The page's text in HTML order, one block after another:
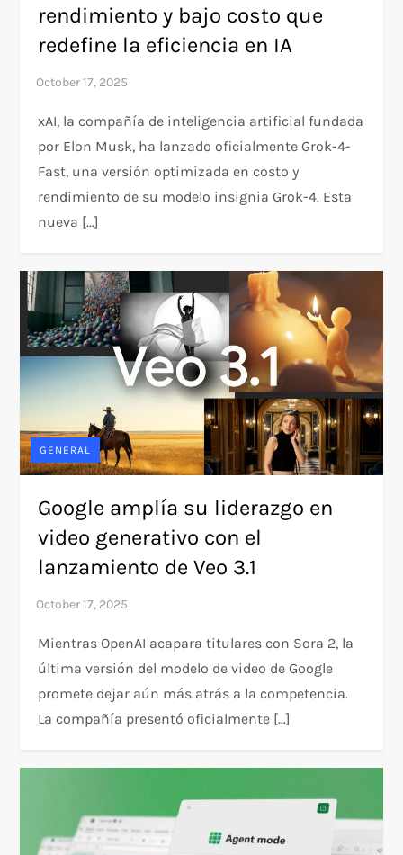
rendimiento y bajo costo que
redefine la eficiencia en IA
xAI, la compañía de inteligencia artificial fundada
por Elon Musk, ha lanzado oficialmente Grok-4-
Fast, una versión optimizada en costo y
rendimiento de su modelo insignia Grok-4. Esta
nueva […]
GENERAL
Google amplía su liderazgo en
video generativo con el
lanzamiento de Veo 3.1
Mientras OpenAI acapara titulares con Sora 2, la
última versión del modelo de video de Google
promete dejar aún más atrás a la competencia.
La compañía presentó oficialmente […]